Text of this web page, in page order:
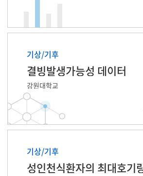
기상/기후
결빙발생가능성 데이터
강원대학교
기상/기후